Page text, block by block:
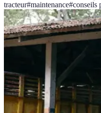
tracteur#maintenance#conseils